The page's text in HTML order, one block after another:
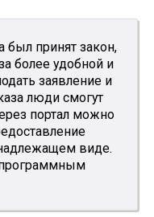
принят закон,
более удобной и
заявление и
люди смогут
портал можно
виде.